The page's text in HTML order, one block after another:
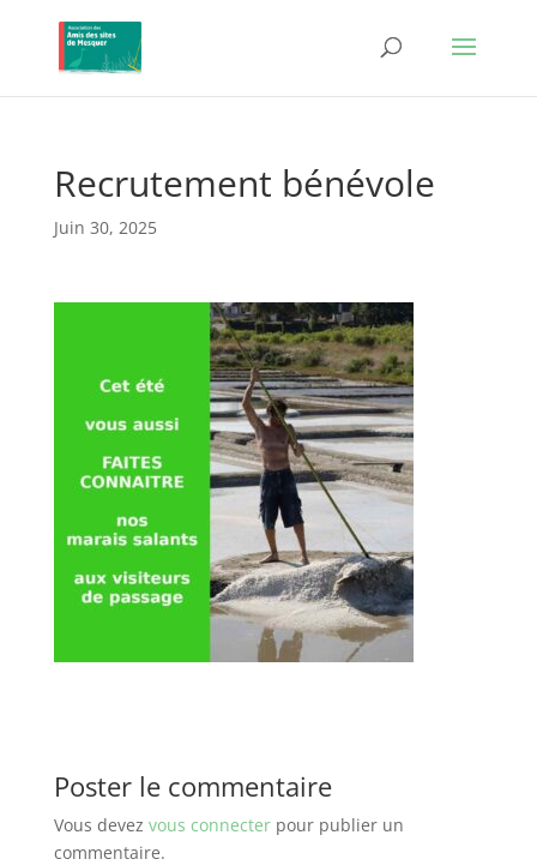
Recrutement bénévole
Juin 30, 2025
Poster le commentaire
Vous devez vous connecterpour publier un
commentaire.